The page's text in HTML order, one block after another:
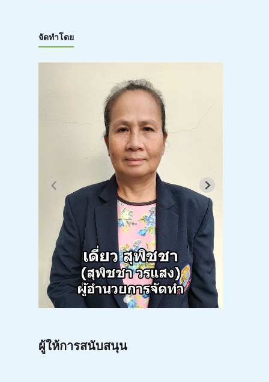
จัดทำโดย
ผู้ให้การสนับสนุน